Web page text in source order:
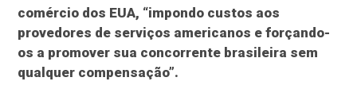
comércio dos EUA, “impondo custos aos
provedores de serviços americanos e forçando-
os a promover sua concorrente brasileira sem
qualquer compensação”.